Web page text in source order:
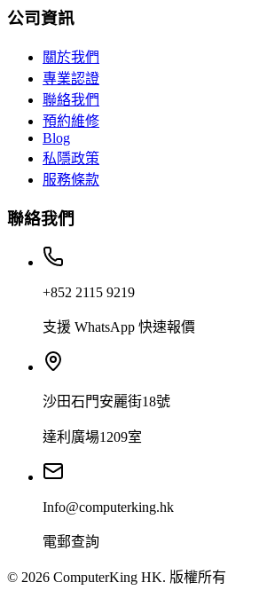
公司資訊
關於我們
專業認證
聯絡我們
預約維修
Blog
私隱政策
服務條款
聯絡我們
+852 2115 9219
支援 WhatsApp 快速報價
沙田石門安麗街18號
達利廣場1209室
Info@computerking.hk
電郵查詢
© 2026 ComputerKing HK. 版權所有